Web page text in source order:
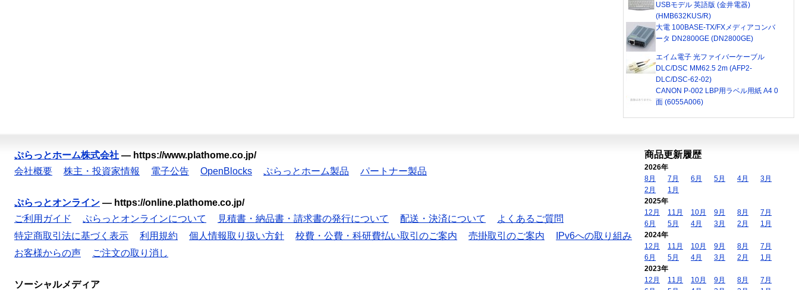
USBモデル 英語版 (金井電器)
(HMB632KUS/R)
大電 100BASE-TX/FXメディアコンバ
ータ DN2800GE (DN2800GE)
エイム電子 光ファイバーケーブル
DLC/DSC MM62.5 2m (AFP2-
DLC/DSC-62-02)
CANON P-002 LBP用ラベル用紙 A4 0
面 (6055A006)
ぷらっとホーム株式会社 — https://www.plathome.co.jp/
会社概要
株主・投資家情報 電子公告 OpenBlocks ぷらっとホーム製品 パートナー製品
ぷらっとオンライン — https://online.plathome.co.jp/
ご利用ガイド
ぷらっとオンラインについて 見積書・納品書・請求書の発行について 配送・決済について
よくあるご質問
特定商取引法に基づく表示
利用規約 個人情報取り扱い方針 校費・公費・科研費払い取引のご案内 売掛取引のご案内
IPv6への取り組み
お客様からの声
ご注文の取り消し
ソーシャルメディア
商品更新履歴
2026年
8月
7月 6月 5月 4月
3月
2月
1月
2025年
12月
11月 10月 9月 8月
7月
6月
5月 4月 3月 2月
1月
2024年
12月
11月 10月 9月 8月
7月
6月
5月 4月 3月 2月
1月
2023年
12月
11月 10月 9月 8月
7月